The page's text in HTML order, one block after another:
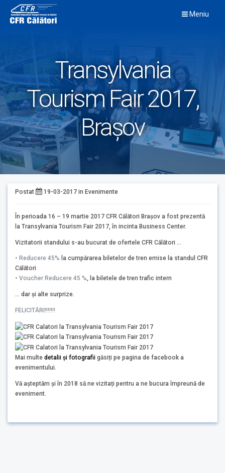
content
Meniu
Transylvania
Tourism Fair 2017,
Brașov
Postat 19-03-2017 in Evenimente
În perioada 16 – 19 martie 2017 CFR Călători Brașov a fost prezentă
la Transylvania Tourism Fair 2017, în incinta Business Center.
Vizitatorii standului s-au bucurat de ofertele CFR Călători …
• Reducere 45% la cumpărarea biletelor de tren emise la standul CFR
Călători
• Voucher Reducere 45 %, la biletele de tren trafic intern
… dar și alte surprize.
FELICITĂRI!!!!!!!
Mai multe detalii și fotografii găsiți pe pagina de facebook a
evenimentului.
Vă așteptăm și în 2018 să ne vizitați pentru a ne bucura împreună de
eveniment.